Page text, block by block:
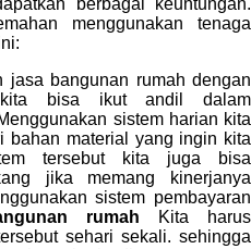
berbagai keuntungan.
menggunakan tenaga
jasa bangunan rumah dengan
bisa ikut andil dalam
sistem harian kita
bahan material yang ingin kita
tersebut kita juga bisa
jika memang kinerjanya
sistem pembayaran
rumah Kita harus
sehari sekali. sehingga